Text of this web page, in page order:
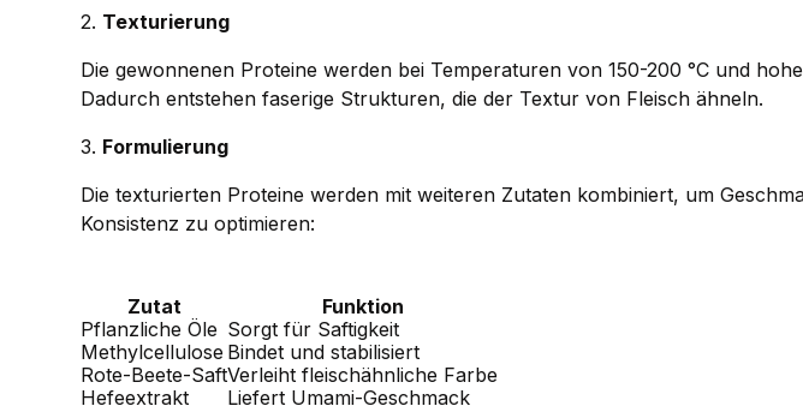
2. Texturierung
Die gewonnenen Proteine werden bei Temperaturen von 150-200 °C und
Dadurch entstehen faserige Strukturen, die der Textur von Fleisch ähneln.
3. Formulierung
Die texturierten Proteine werden mit weiteren Zutaten kombiniert, um
Konsistenz zu optimieren:
Zutat
Funktion
Pflanzliche Öle Sorgt für Saftigkeit
Methylcellulose Bindet und stabilisiert
Rote-Beete-SaftVerleiht fleischähnliche Farbe
Hefeextrakt
Liefert Umami-Geschmack